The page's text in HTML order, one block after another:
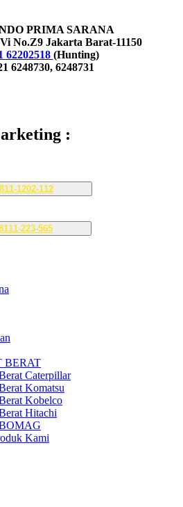
PRIMA SARANA
No.Z9 Jakarta Barat-11150
62202518 (Hunting)
6248730, 6248731
:
1202-112
223-565
BERAT
Caterpillar
Komatsu
Kobelco
Hitachi
Kami